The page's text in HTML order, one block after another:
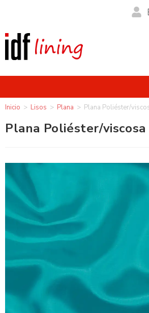
Inicio > Lisos > Plana > Plana Poliéster/
Plana Poliéster/viscosa